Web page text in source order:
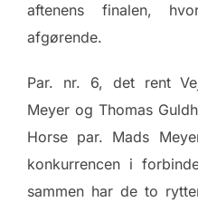
aftenens finalen,
afgørende.
Par. nr. 6, det rent
Meyer og Thomas
Horse par. Mads
konkurrencen i
sammen har de to